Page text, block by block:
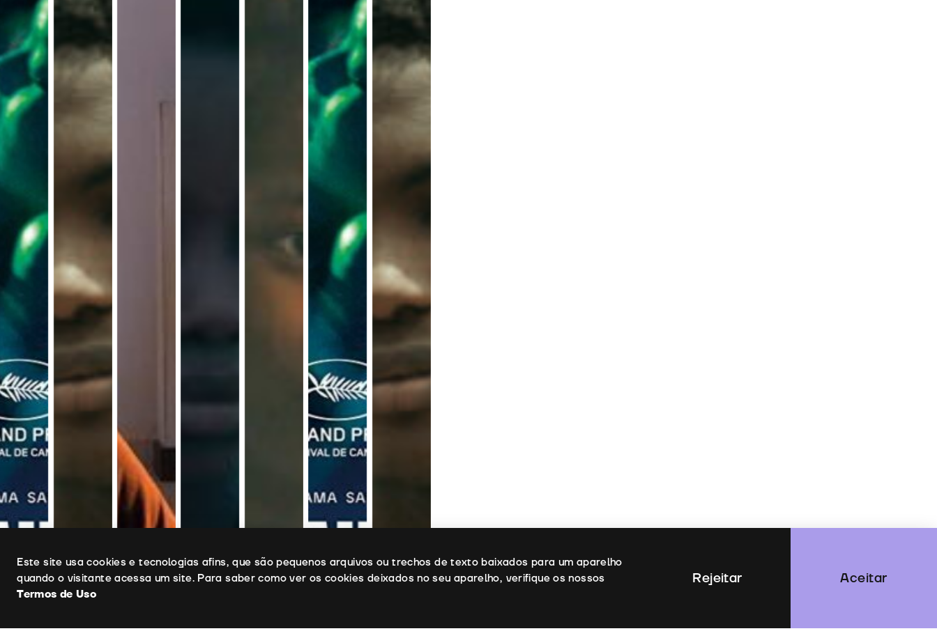
Uso de cookies
Este site usa cookies e tecnologias afins, que são pequenos arquivos ou trechos de texto baixados para um aparelho
quando o visitante acessa um site. Para saber como ver os cookies deixados no seu aparelho, verifique os nossos
Termos de Uso
Aceitar
Rejeitar